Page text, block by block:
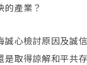
的產業？
心檢討原因及誠
取得諒解和平共